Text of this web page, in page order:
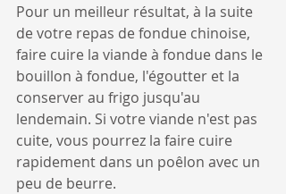
Pour un meilleur résultat, à la suite
de votre repas de fondue chinoise,
faire cuire la viande à fondue dans le
bouillon à fondue, l'égoutter et la
conserver au frigo jusqu'au
lendemain. Si votre viande n'est pas
cuite, vous pourrez la faire cuire
rapidement dans un poêlon avec un
peu de beurre.